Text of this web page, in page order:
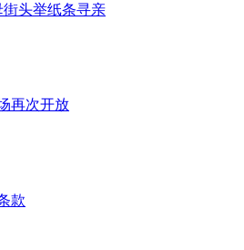
头举纸条寻亲
再次开放
款